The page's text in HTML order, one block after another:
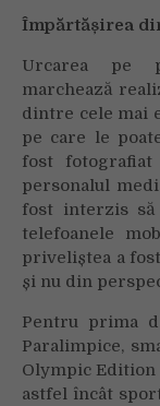
Împărtășirea
Urcarea pe
marchează
dintre cele mai
pe care le
fost
personalul
fost interzis să
telefoanele
priveliștea a
și nu din
Pentru prima
Paralimpice,
Olympic Edition
astfel încât